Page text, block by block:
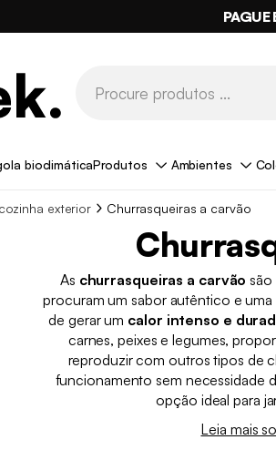
bioclimáticaProdutos Ambientes
exterior Churrasqueiras a carvão
As churrasqueiras a carvão são
procuram um sabor autêntico e
de gerar um calor intenso e
carnes, peixes e legumes,
reproduzir com outros tipos de
funcionamento sem necessidade
opção ideal para
Leia mais